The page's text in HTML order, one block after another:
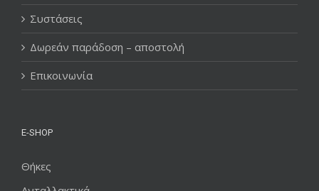
Συστάσεις
Δωρεάν παράδοση – αποστολή
Επικοινωνία
E-SHOP
Θήκες